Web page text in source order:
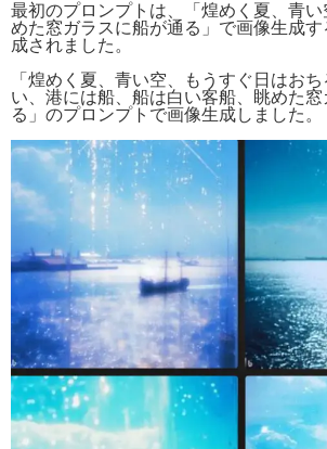
最初のプロンプトは、「煌めく夏、青
めた窓ガラスに船が通る」で画像生成
成されました。
「煌めく夏、青い空、もうすぐ日はお
い、港には船、船は白い客船、眺めた窓
る」のプロンプトで画像生成しました。